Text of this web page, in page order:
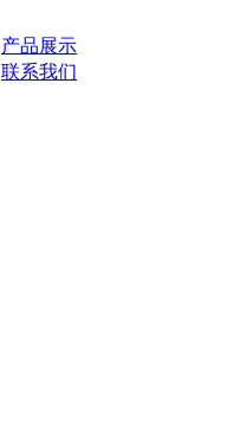
产品展示
联系我们